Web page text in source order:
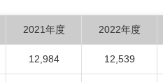
2021年度 2022年度
12,984 12,539